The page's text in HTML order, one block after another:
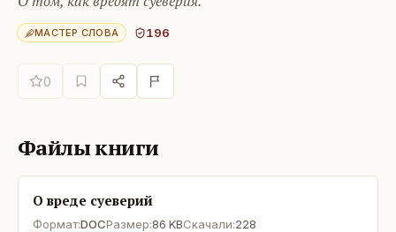
МАСТЕР СЛОВА 196
0
Файлы книги
О вреде суеверий
Формат:DOCРазмер:86 KBСкачали:228